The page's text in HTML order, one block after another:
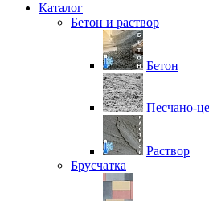
Каталог
Бетон и раствор
Бетон
Песчано-
Раствор
Брусчатка